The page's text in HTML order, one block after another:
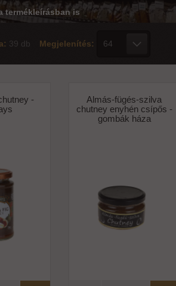
termékleírásban is
39 db Megjelenítés:
-
Almás-fügés-szilva
chutney enyhén csípős -
gombák háza